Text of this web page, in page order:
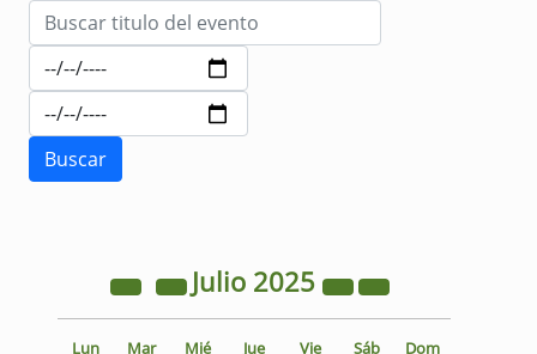
Julio 2025
Lun Mar Mié Jue Vie Sáb Dom